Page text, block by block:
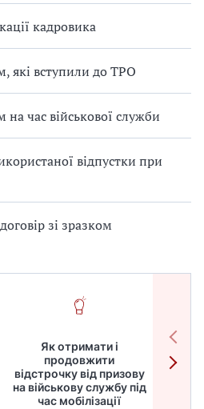
кадровика
які вступили до ТРО
на час військової служби
відпустки при
зі зразком
Як отримати і
продовжити
відстрочку від призову
на військову службу під
час мобілізації